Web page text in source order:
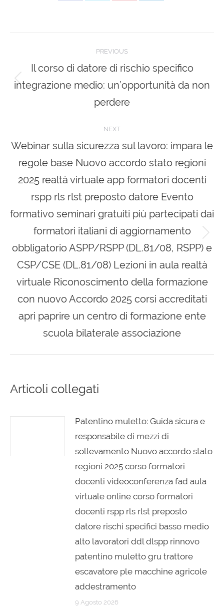
navigation
PREVIOUS
Previous
post:
Il corso di datore di rischio specifico
integrazione medio: un’opportunità da non
perdere
NEXT
Next
post:
Webinar sulla sicurezza sul lavoro: impara le
regole base Nuovo accordo stato regioni
2025 realtà virtuale app formatori docenti
rspp rls rlst preposto datore Evento
formativo seminari gratuiti più partecipati dai
formatori italiani di aggiornamento
obbligatorio ASPP/RSPP (DL.81/08, RSPP) e
CSP/CSE (DL.81/08) Lezioni in aula realtà
virtuale Riconoscimento della formazione
con nuovo Accordo 2025 corsi accreditati
apri paprire un centro di formazione ente
scuola bilaterale associazione
Articoli collegati
Patentino muletto: Guida sicura e
responsabile di mezzi di
sollevamento Nuovo accordo stato
regioni 2025 corso formatori
docenti videoconferenza fad aula
virtuale online corso formatori
docenti rspp rls rlst preposto
datore rischi specifici basso medio
alto lavoratori ddl dlspp rinnovo
patentino muletto gru trattore
escavatore ple macchine agricole
addestramento
9 Agosto 2026